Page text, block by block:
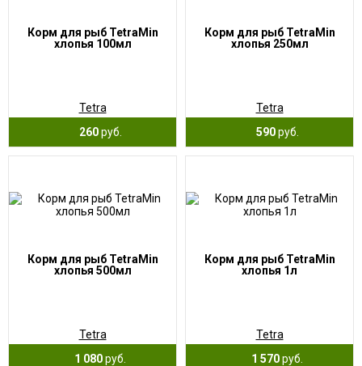
Корм для рыб TetraMin
хлопья 100мл
Tetra
260руб.
Корм для рыб TetraMin
хлопья 250мл
Tetra
590руб.
Корм для рыб TetraMin
хлопья 500мл
Tetra
1 080руб.
Корм для рыб TetraMin
хлопья 1л
Tetra
1 570руб.